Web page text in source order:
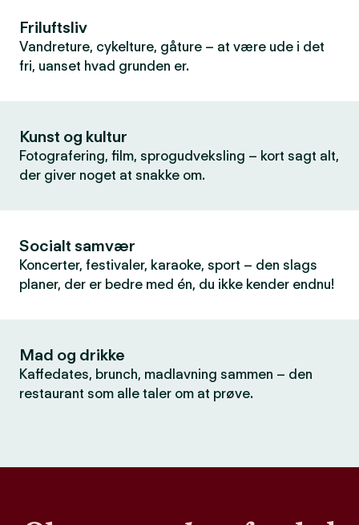
Friluftsliv
Vandreture, cykelture, gåture – at være ude i det
fri, uanset hvad grunden er.
Kunst og kultur
Fotografering, film, sprogudveksling – kort sagt alt,
der giver noget at snakke om.
Socialt samvær
Koncerter, festivaler, karaoke, sport – den slags
planer, der er bedre med én, du ikke kender endnu!
Mad og drikke
Kaffedates, brunch, madlavning sammen – den
restaurant som alle taler om at prøve.